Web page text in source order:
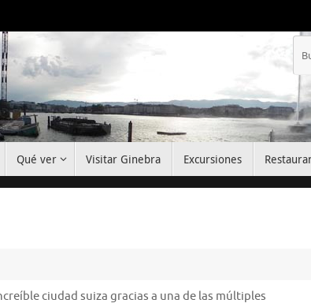
Qué ver Visitar Ginebra Excursiones
ciudad suiza gracias a una de las múltiples